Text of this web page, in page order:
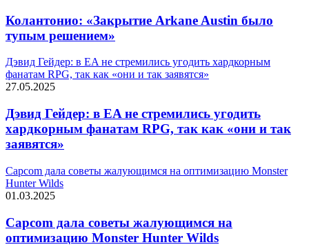
Колантонио: «Закрытие Arkane Austin было
тупым решением»
Дэвид Гейдер: в EA не стремились угодить хардкорным
фанатам RPG, так как «они и так заявятся»
27.05.2025
Дэвид Гейдер: в EA не стремились угодить
хардкорным фанатам RPG, так как «они и так
заявятся»
Capcom дала советы жалующимся на оптимизацию Monster
Hunter Wilds
01.03.2025
Capcom дала советы жалующимся на
оптимизацию Monster Hunter Wilds